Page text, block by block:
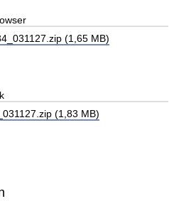
(1,65 MB)
(1,83 MB)